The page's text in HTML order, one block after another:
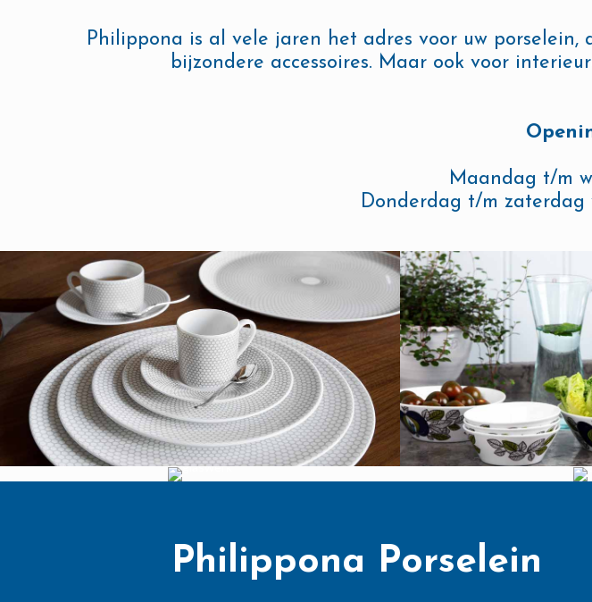
Philippona is al vele jaren het adres voor uw
bijzondere accessoires. Maar ook voor
Maandag t/m
Donderdag t/m zaterdag
PORSELEIN
GLASWERK
Philippona Porselein